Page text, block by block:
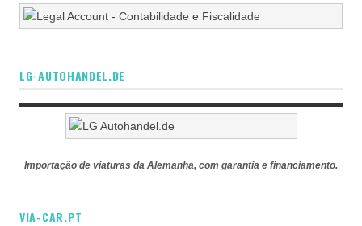
LG-AUTOHANDEL.DE
Importação de viaturas da Alemanha, com garantia e financiamento.
VIA-CAR.PT